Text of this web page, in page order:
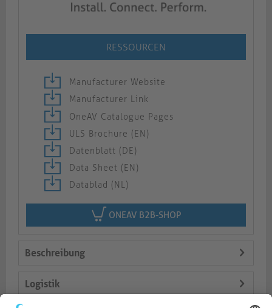
RESSOURCEN
Manufacturer Website
Manufacturer Link
OneAV Catalogue Pages
ULS Brochure (EN)
Datenblatt (DE)
Data Sheet (EN)
Datablad (NL)
ONEAV B2B-SHOP
Beschreibung
Logistik